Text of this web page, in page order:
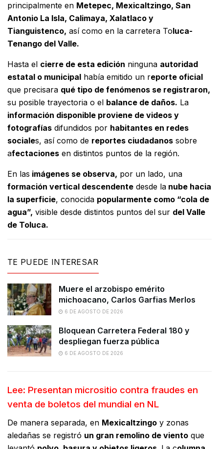
principalmente en Metepec, Mexicaltzingo, San
Antonio La Isla, Calimaya, Xalatlaco y
Tianguistenco, así como en la carretera Toluca-
Tenango del Valle.
Hasta el cierre de esta edición ninguna autoridad
estatal o municipal había emitido un reporte oficial
que precisara qué tipo de fenómenos se registraron,
su posible trayectoria o el balance de daños. La
información disponible proviene de videos y
fotografías difundidos por habitantes en redes
sociales, así como de reportes ciudadanos sobre
afectaciones en distintos puntos de la región.
En las imágenes se observa, por un lado, una
formación vertical descendente desde la nube hacia
la superficie, conocida popularmente como “cola de
agua”, visible desde distintos puntos del sur del Valle
de Toluca.
TE PUEDE INTERESAR
Muere el arzobispo emérito
michoacano, Carlos Garfias Merlos
6 DE AGOSTO DE 2026
Bloquean Carretera Federal 180 y
despliegan fuerza pública
6 DE AGOSTO DE 2026
Lee: Presentan micrositio contra fraudes en
venta de boletos del mundial en NL
De manera separada, en Mexicaltzingo y zonas
aledañas se registró un gran remolino de viento que